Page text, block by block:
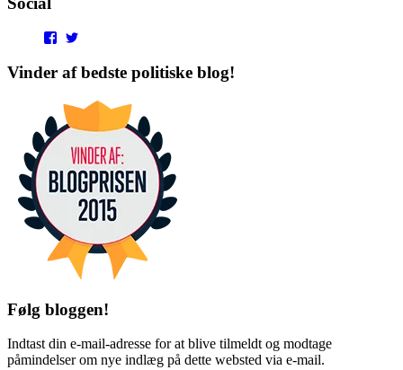
View
profile
on
profile
on
Vinder af bedste politiske blog!
Følg bloggen!
Indtast din e-mail-adresse for at blive tilmeldt og modtage
påmindelser om nye indlæg på dette websted via e-mail.